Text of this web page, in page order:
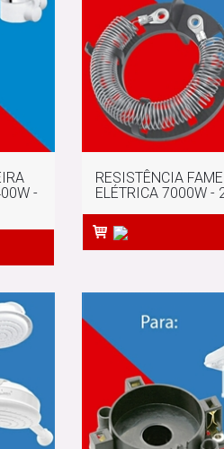
-
RESISTÊNCIA
ELÉTRICA 7000W -